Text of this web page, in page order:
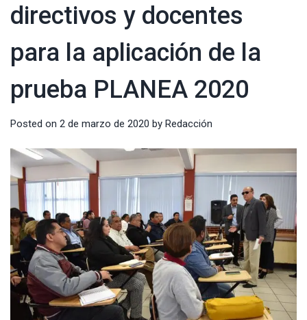
directivos y docentes
para la aplicación de la
prueba PLANEA 2020
Posted on 2 de marzo de 2020 by Redacción